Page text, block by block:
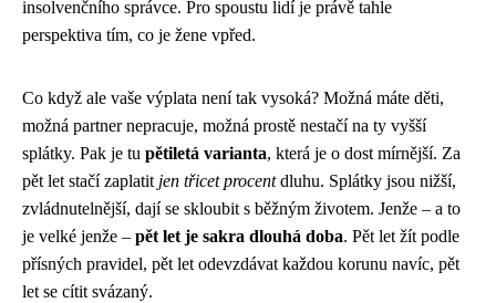
insolvenčního správce. Pro spoustu lidí je právě tahle
perspektiva tím, co je žene vpřed.
Co když ale vaše výplata není tak vysoká? Možná máte děti,
možná partner nepracuje, možná prostě nestačí na ty vyšší
splátky. Pak je tu pětiletá varianta, která je o dost mírnější. Za
pět let stačí zaplatit jen třicet procentdluhu. Splátky jsou nižší,
zvládnutelnější, dají se skloubit s běžným životem. Jenže – a to
je velké jenže – pět let je sakra dlouhá doba. Pět let žít podle
přísných pravidel, pět let odevzdávat každou korunu navíc, pět
let se cítit svázaný.